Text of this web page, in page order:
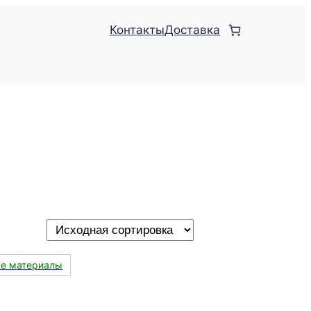
КонтактыДоставка
материалы